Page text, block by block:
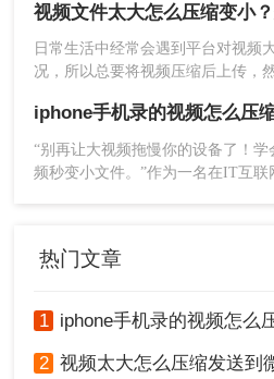
2、进入视频压缩界面，上传
少文件体积的同时尽量保留画质。
日常生活中经常会遇到平台对视频
况，所以总要将视频压缩后上传，
来给大家分享一个很好用的方法，
问题，下面一起来看看吧。
“别再让大视频拖慢你的设备了！
频秒变小文件。”作为一名在IT互联
热门文章
1 iphone手机录的视频怎么压缩变
2 视频太大怎么压缩发送到微